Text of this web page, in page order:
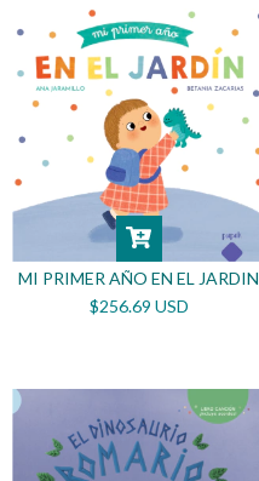
MI PRIMER AÑO EN EL JARDIN
$256.69 USD